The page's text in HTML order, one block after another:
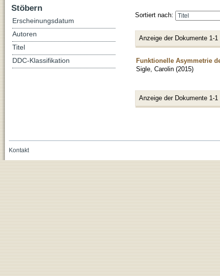
Sortiert nach:
Anzeige der Dokumente 1-1
Funktionelle Asymmetrie
Sigle, Carolin (2015)
Anzeige der Dokumente 1-1
Stöbern
Erscheinungsdatum
Autoren
Titel
DDC-Klassifikation
Kontakt